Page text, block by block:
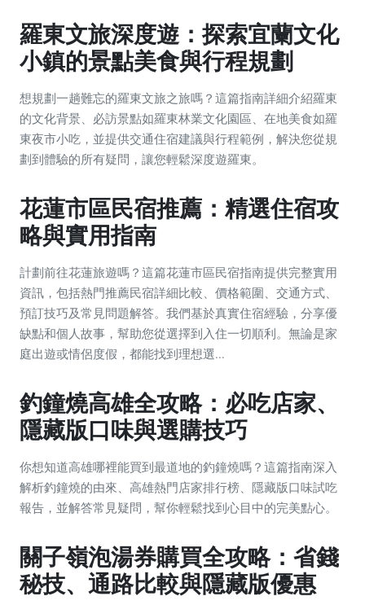
羅東文旅深度遊：探索宜蘭文化
小鎮的景點美食與行程規劃
想規劃一趟難忘的羅東文旅之旅嗎？這篇指南詳細介紹羅東
的文化背景、必訪景點如羅東林業文化園區、在地美食如羅
東夜市小吃，並提供交通住宿建議與行程範例，解決您從規
劃到體驗的所有疑問，讓您輕鬆深度遊羅東。
花蓮市區民宿推薦：精選住宿攻
略與實用指南
計劃前往花蓮旅遊嗎？這篇花蓮市區民宿指南提供完整實用
資訊，包括熱門推薦民宿詳細比較、價格範圍、交通方式、
預訂技巧及常見問題解答。我們基於真實住宿經驗，分享優
缺點和個人故事，幫助您從選擇到入住一切順利。無論是家
庭出遊或情侶度假，都能找到理想選...
釣鐘燒高雄全攻略：必吃店家、
隱藏版口味與選購技巧
你想知道高雄哪裡能買到最道地的釣鐘燒嗎？這篇指南深入
解析釣鐘燒的由來、高雄熱門店家排行榜、隱藏版口味試吃
報告，並解答常見疑問，幫你輕鬆找到心目中的完美點心。
關子嶺泡湯券購買全攻略：省錢
秘技、通路比較與隱藏版優惠